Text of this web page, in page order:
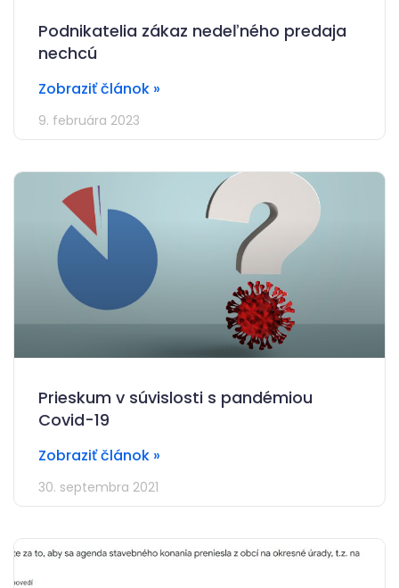
Podnikatelia zákaz nedeľného predaja
nechcú
Zobraziť článok »
9. februára 2023
Prieskum v súvislosti s pandémiou
Covid-19
Zobraziť článok »
30. septembra 2021